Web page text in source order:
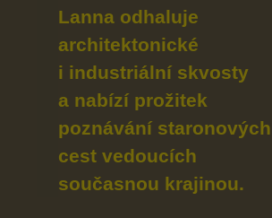
Lanna odhaluje
architektonické
i industriální skvosty
a nabízí prožitek
poznávání staronových
cest vedoucích
současnou krajinou.